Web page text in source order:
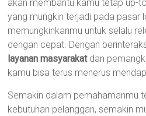
akan membantu kamu tetap up-
yang mungkin terjadi pada pasar
memungkinkanmu untuk selalu
dengan cepat. Dengan
layanan masyarakatdan
kamu bisa terus menerus
Semakin dalam pemahamanmu
kebutuhan pelanggan, semakin